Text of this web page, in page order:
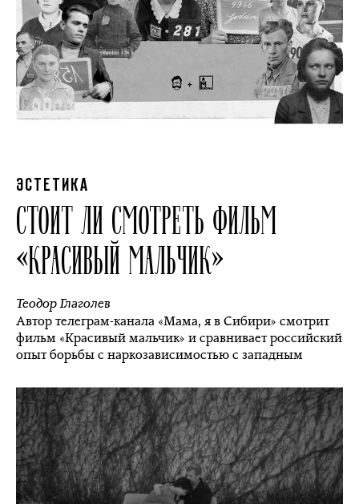
ЭСТЕТИКА
СТОИТ ЛИ СМОТРЕТЬ ФИЛЬМ
«КРАСИВЫЙ МАЛЬЧИК»
Теодор Глаголев
Автор телеграм-канала «Мама, я в Сибири» смотрит
фильм «Красивый мальчик» и сравнивает российский
опыт борьбы с наркозависимостью с западным